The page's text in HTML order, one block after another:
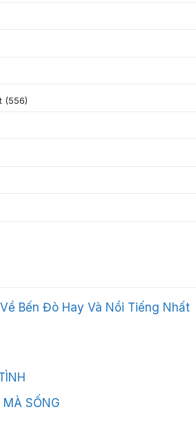
(556)
Bến Đò Hay Và Nổi Tiếng Nhất
SỐNG